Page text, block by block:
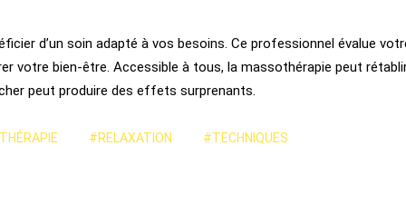
d’un soin adapté à vos besoins. Ce professionnel évalue
votre bien-être. Accessible à tous, la massothérapie peut
peut produire des effets surprenants.
#RELAXATION #TECHNIQUES